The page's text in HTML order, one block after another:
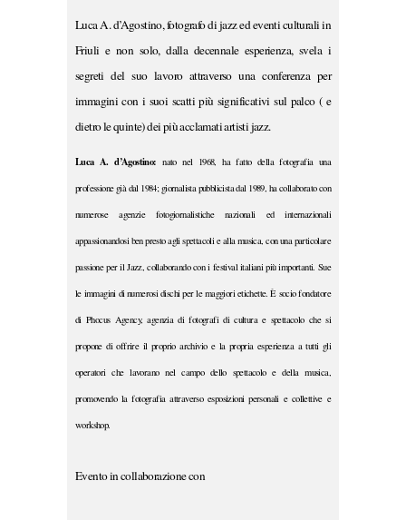
Luca A. d’Agostino, fotografo di jazz ed eventi culturali in
Friuli e non solo, dalla decennale esperienza, svela i
segreti del suo lavoro attraverso una conferenza per
immagini con i suoi scatti più significativi sul palco ( e
dietro le quinte) dei più acclamati artisti jazz.
Luca A. d’Agostino:nato nel 1968, ha fatto della fotografia una
professione già dal 1984; giornalista pubblicista dal 1989, ha collaborato con
numerose agenzie fotogiornalistiche nazionali ed internazionali
appassionandosi ben presto agli spettacoli e alla musica, con una particolare
passione per il Jazz, collaborando con i festival italiani più importanti. Sue
le immagini di numerosi dischi per le maggiori etichette. È socio fondatore
di Phocus Agency, agenzia di fotografi di cultura e spettacolo che si
propone di offrire il proprio archivio e la propria esperienza a tutti gli
operatori che lavorano nel campo dello spettacolo e della musica,
promovendo la fotografia attraverso esposizioni personali e collettive e
workshop.
Evento in collaborazione con